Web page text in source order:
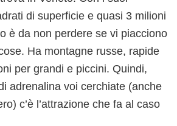
di superficie e quasi 3 milioni
è da non perdere se vi piacciono
Ha montagne russe, rapide
per grandi e piccini. Quindi,
adrenalina voi cerchiate (anche
c’è l’attrazione che fa al caso